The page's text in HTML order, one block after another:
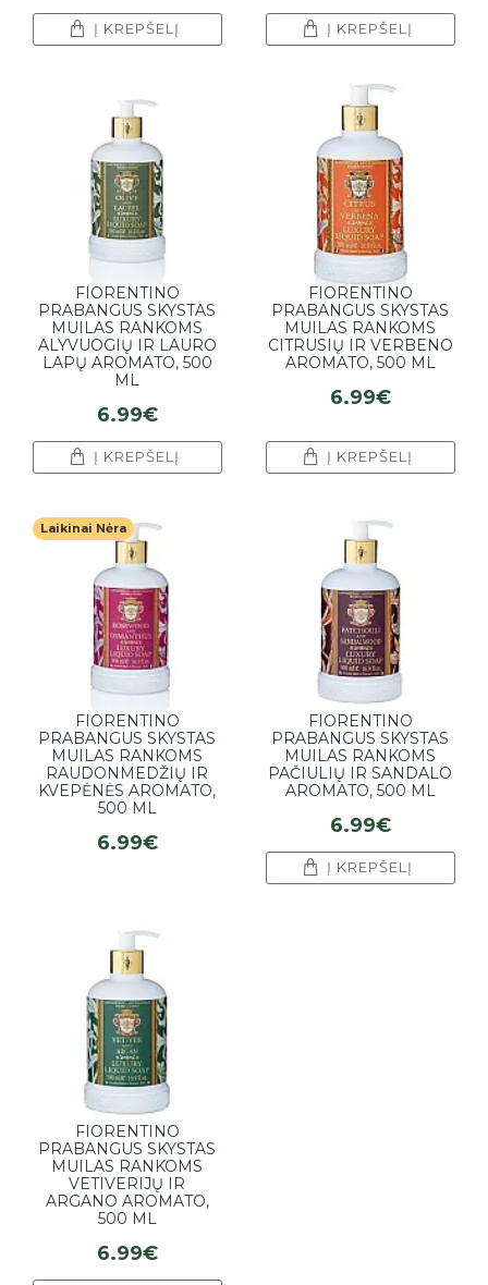
Į KREPŠELĮ Į KREPŠELĮ
FIORENTINO
PRABANGUS SKYSTAS
MUILAS RANKOMS
ALYVUOGIŲ IR LAURO
LAPŲ AROMATO, 500
ML
6.99€
Į KREPŠELĮ
FIORENTINO
PRABANGUS SKYSTAS
MUILAS RANKOMS
CITRUSIŲ IR VERBENO
AROMATO, 500 ML
6.99€
Į KREPŠELĮ
Laikinai Nėra
FIORENTINO
PRABANGUS SKYSTAS
MUILAS RANKOMS
RAUDONMEDŽIŲ IR
KVEPĖNĖS AROMATO,
500 ML
6.99€
FIORENTINO
PRABANGUS SKYSTAS
MUILAS RANKOMS
PAČIULIŲ IR SANDALO
AROMATO, 500 ML
6.99€
Į KREPŠELĮ
FIORENTINO
PRABANGUS SKYSTAS
MUILAS RANKOMS
VETIVERIJŲ IR
ARGANO AROMATO,
500 ML
6.99€